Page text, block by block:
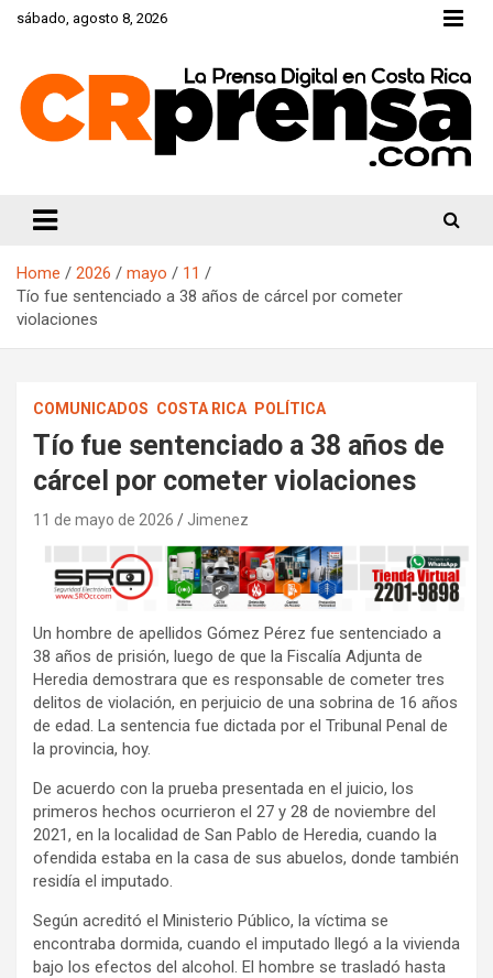
Skipsábado, agosto 8, 2026
Home 2026 mayo
11
Tío fue sentenciado a 38 años de cárcel por cometer
violaciones
COMUNICADOS COSTA RICA POLÍTICA
Tío fue sentenciado a 38 años de
cárcel por cometer violaciones
11 de mayo de 2026 Jimenez
Un hombre de apellidos Gómez Pérez fue sentenciado a
38 años de prisión, luego de que la Fiscalía Adjunta de
Heredia demostrara que es responsable de cometer tres
delitos de violación, en perjuicio de una sobrina de 16 años
de edad. La sentencia fue dictada por el Tribunal Penal de
la provincia, hoy.
De acuerdo con la prueba presentada en el juicio, los
primeros hechos ocurrieron el 27 y 28 de noviembre del
2021, en la localidad de San Pablo de Heredia, cuando la
ofendida estaba en la casa de sus abuelos, donde también
residía el imputado.
Según acreditó el Ministerio Público, la víctima se
encontraba dormida, cuando el imputado llegó a la vivienda
bajo los efectos del alcohol. El hombre se trasladó hasta